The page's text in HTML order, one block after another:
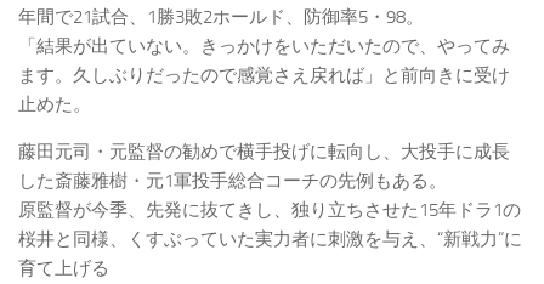
年間で21試合、1勝3敗2ホールド、防御率5・98。
「結果が出ていない。きっかけをいただいたので、やってみ
ます。久しぶりだったので感覚さえ戻れば」と前向きに受け
止めた。
藤田元司・元監督の勧めで横手投げに転向し、大投手に成長
した斎藤雅樹・元1軍投手総合コーチの先例もある。
原監督が今季、先発に抜てきし、独り立ちさせた15年ドラ1の
桜井と同様、くすぶっていた実力者に刺激を与え、“新戦力”に
育て上げる